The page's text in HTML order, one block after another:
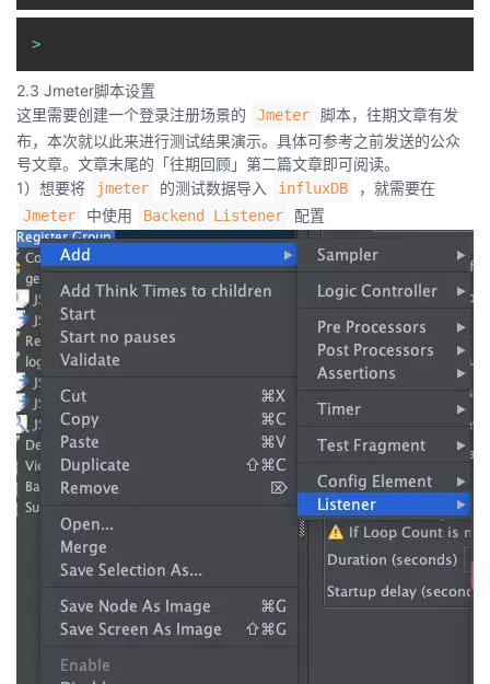
>
2.3 Jmeter脚本设置
这里需要创建一个登录注册场景的
Jmeter
脚本，往期文章有发
布，本次就以此来进行测试结果演示。具体可参考之前发送的公众
号文章。文章末尾的「往期回顾」第二篇文章即可阅读。
1）想要将
jmeter 的测试数据导入 influxDB ，就需要在
Jmeter 中使用 Backend Listener 配置